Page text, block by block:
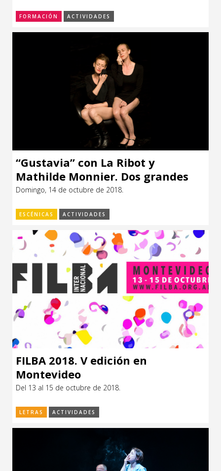
FORMACIÓN ACTIVIDADES
“Gustavia” con La Ribot y
Mathilde Monnier. Dos grandes
exponentes de la danza
Domingo, 14 de octubre de 2018.
ESCÉNICAS ACTIVIDADES
FILBA 2018. V edición en
Montevideo
Del 13 al 15 de octubre de 2018.
LETRAS ACTIVIDADES